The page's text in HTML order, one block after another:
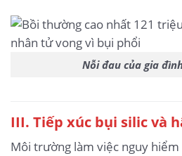
Nỗi đau của gia
III. Tiếp xúc bụi silic và
Môi trường làm việc nguy hiểm